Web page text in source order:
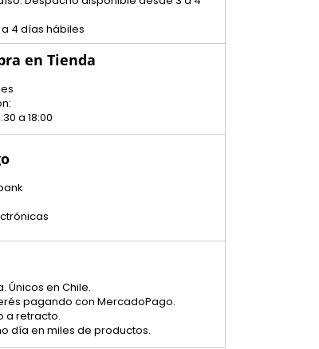
4 días hábiles
en Tienda
a 18:00
Únicos en Chile.
pagando con MercadoPago.
a retracto.
día en miles de productos.